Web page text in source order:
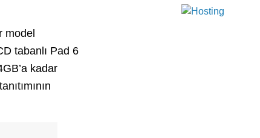
model
tabanlı Pad 6
kadar